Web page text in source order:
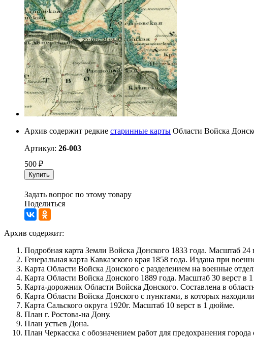
Архив содержит редкие старинные карты Области Войска
Артикул: 26-003
500 ₽
Купить
Задать вопрос по этому товару
Поделиться
Архив содержит:
Подробная карта Земли Войска Донского 1833 года. Масштаб
Генеральная карта Кавказского края 1858 года. Издана при
Карта Области Войска Донского с разделением на военные
Карта Области Войска Донского 1889 года. Масштаб 30 верст в
Карта-дорожник Области Войска Донского. Составлена в
Карта Области Войска Донского с пунктами, в которых
Карта Сальского округа 1920г. Масштаб 10 верст в 1 дюйме.
План г. Ростова-на Дону.
План устьев Дона.
План Черкасска с обозначением работ для предохранения